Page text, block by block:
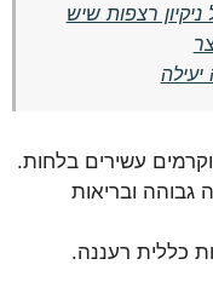
רצפות שיש
עשירים בלחות.
גבוהה ובריאות
כללית רעננה.